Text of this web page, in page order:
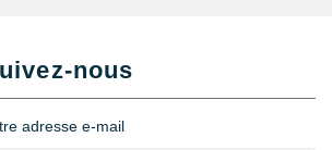
nous
adresse e-mail